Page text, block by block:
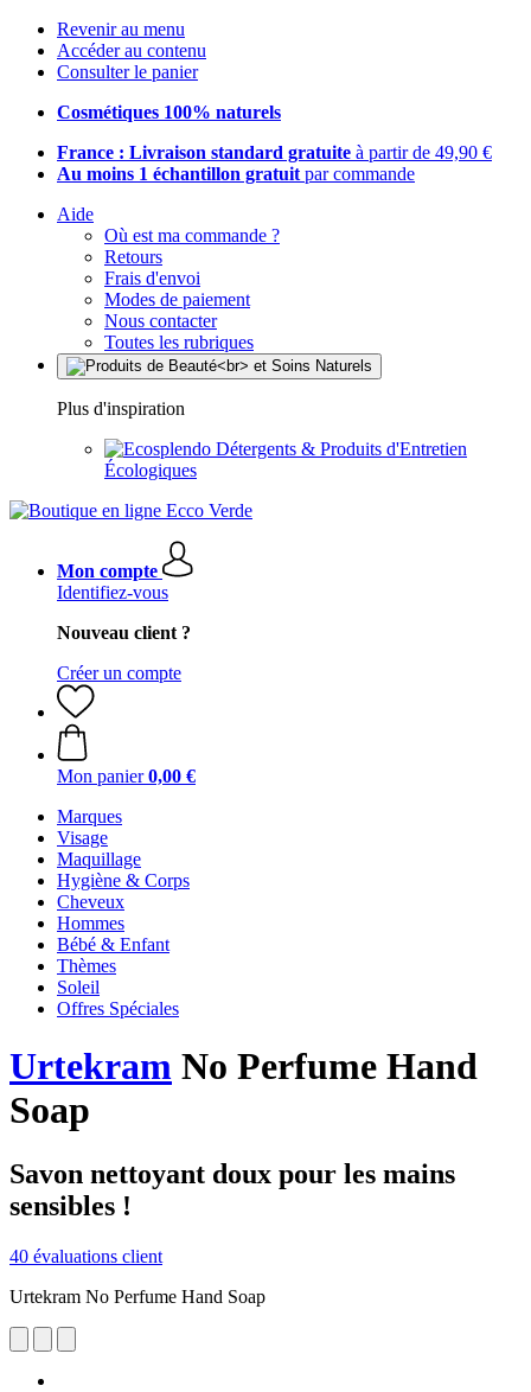
Revenir au menu
Accéder au contenu
Consulter le panier
Cosmétiques 100% naturels
France : Livraison standard gratuite à partir de 49,90 €
Au moins 1 échantillon gratuit par commande
Aide
Où est ma commande ?
Retours
Frais d'envoi
Modes de paiement
Nous contacter
Toutes les rubriques
Plus d'inspiration
Détergents & Produits d'Entretien
Écologiques
Mon compte
Identifiez-vous
Nouveau client ?
Créer un compte
Mon panier 0,00 €
Marques
Visage
Maquillage
Hygiène & Corps
Cheveux
Hommes
Bébé & Enfant
Thèmes
Soleil
Offres Spéciales
Urtekram No Perfume Hand
Soap
Savon nettoyant doux pour les mains
sensibles !
40 évaluations client
Urtekram No Perfume Hand Soap